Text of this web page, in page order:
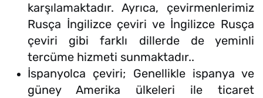
karşılamaktadır. Ayrıca, çevirmenlerimiz
Rusça İngilizce çeviri ve İngilizce Rusça
çeviri gibi farklı dillerde de yeminli
tercüme hizmeti sunmaktadır..
İspanyolca çeviri; Genellikle ispanya ve
güney Amerika ülkeleri ile ticaret